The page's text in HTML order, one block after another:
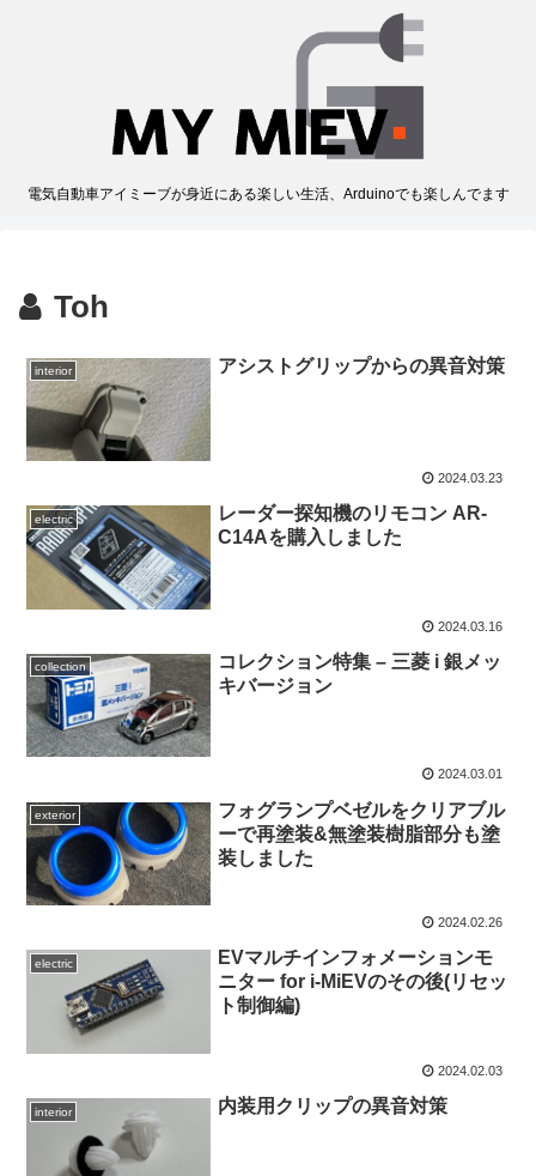
電気自動車アイミーブが身近にある楽しい生活、Arduinoでも楽しんでます
Toh
interior アシストグリップからの異音対策
2024.03.23
electric
レーダー探知機のリモコン AR-
C14Aを購入しました
2024.03.16
collection
コレクション特集 – 三菱 i 銀メッ
キバージョン
2024.03.01
exterior
フォグランプベゼルをクリアブル
ーで再塗装&無塗装樹脂部分も塗
装しました
2024.02.26
electric
EVマルチインフォメーションモ
ニター for i-MiEVのその後(リセッ
ト制御編)
2024.02.03
interior 内装用クリップの異音対策